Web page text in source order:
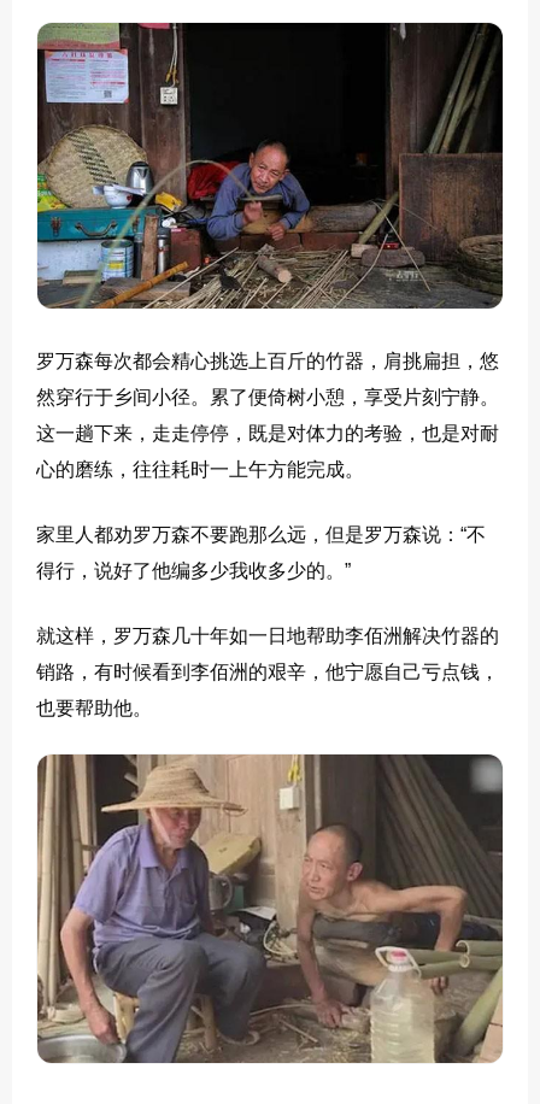
罗万森每次都会精心挑选上百斤的竹器，肩挑扁担，悠
然穿行于乡间小径。累了便倚树小憩，享受片刻宁静。
这一趟下来，走走停停，既是对体力的考验，也是对耐
心的磨练，往往耗时一上午方能完成。
家里人都劝罗万森不要跑那么远，但是罗万森说：“不
得行，说好了他编多少我收多少的。”
就这样，罗万森几十年如一日地帮助李佰洲解决竹器的
销路，有时候看到李佰洲的艰辛，他宁愿自己亏点钱，
也要帮助他。